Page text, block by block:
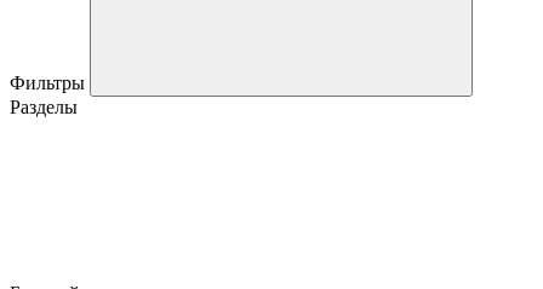
Фильтры
Разделы